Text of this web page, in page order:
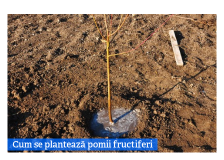
Cum se plantează pomii fructiferi